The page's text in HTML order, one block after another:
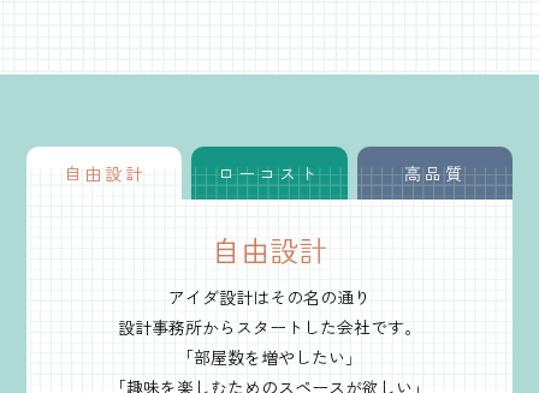
自由設計 ローコスト 高品質
自由設計
アイダ設計はその名の通り
設計事務所からスタートした会社です。
「部屋数を増やしたい」
「趣味を楽しむためのスペースが欲しい」